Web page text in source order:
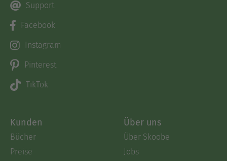
Support
Facebook
Instagram
Pinterest
TikTok
Kunden
Bücher
Preise
Über uns
Über Skoobe
Jobs